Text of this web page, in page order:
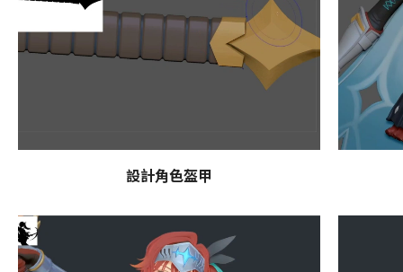
設計角色盔甲